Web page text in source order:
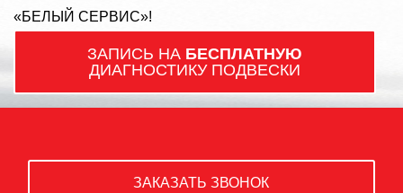
«БЕЛЫЙ СЕРВИС»!
ЗАПИСЬ НА БЕСПЛАТНУЮ
ДИАГНОСТИКУ ПОДВЕСКИ
ЗАКАЗАТЬ ЗВОНОК